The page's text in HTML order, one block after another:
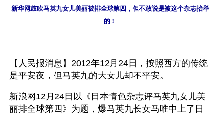
新华网鼓吹马英九女儿美丽被排全球第四，但不敢说是被这个杂志抬举
的！
【人民报消息】2012年12月24日，按照西方的传统
是平安夜，但马英九的大女儿却不平安。
新浪网12月24日以《日本情色杂志评马英九女儿美
丽排全球第四》为题，爆马英九长女马唯中上了日